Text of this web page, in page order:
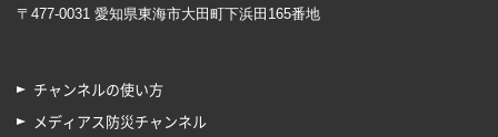
〒477-0031 愛知県東海市大田町下浜田165番地
チャンネルの使い方
メディアス防災チャンネル